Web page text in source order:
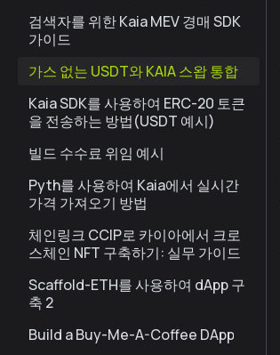
검색자를 위한 Kaia MEV 경매 SDK
가이드
가스 없는 USDT와 KAIA 스왑 통합
Kaia SDK를 사용하여 ERC-20 토큰
을 전송하는 방법(USDT 예시)
빌드 수수료 위임 예시
Pyth를 사용하여 Kaia에서 실시간
가격 가져오기 방법
체인링크 CCIP로 카이아에서 크로
스체인 NFT 구축하기: 실무 가이드
Scaffold-ETH를 사용하여 dApp 구
축 2
Build a Buy-Me-A-Coffee DApp